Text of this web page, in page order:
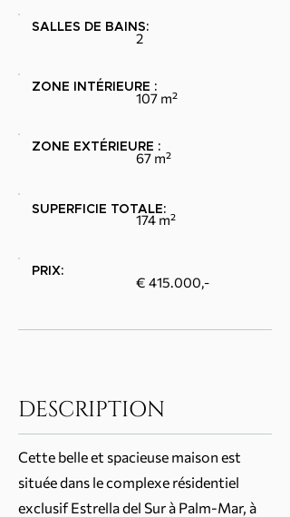
SALLES DE BAINS:
2
ZONE INTÉRIEURE :
107 m²
ZONE EXTÉRIEURE :
67 m²
SUPERFICIE TOTALE:
174 m²
PRIX:
€ 415.000,-
DESCRIPTION
Cette belle et spacieuse maison est
située dans le complexe résidentiel
exclusif Estrella del Sur à Palm-Mar, à